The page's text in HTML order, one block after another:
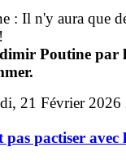
Poutine par
21 Février 2026
pactiser avec